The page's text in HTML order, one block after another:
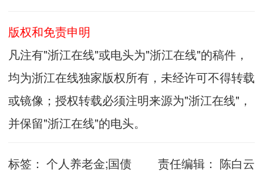
版权和免责申明
凡注有"浙江在线"或电头为"浙江在线"的稿件，
均为浙江在线独家版权所有，未经许可不得转载
或镜像；授权转载必须注明来源为"浙江在线"，
并保留"浙江在线"的电头。
标签： 个人养老金;国债 责任编辑： 陈白云